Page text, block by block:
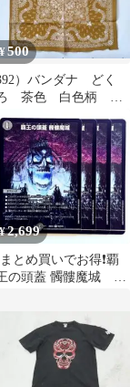
¥500
）バンダナ どく
茶色 白色柄 イ
ンド 綿100％ 50㎝
未使用 難
¥2,699
まとめ買いでお得❗️覇
の頭蓋 髑髏魔城 4